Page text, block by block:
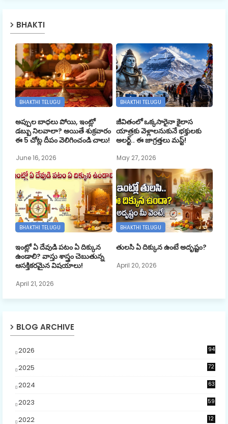
BHAKTI
BHAKTHI TELUGU
అప్పుల బాధలు పోయి, ఇంట్లో
డబ్బు నిలవాలా? అయితే శుక్రవారం
ఈ 5 చోట్ల దీపం వెలిగించండి చాలు!
June 16, 2026
BHAKTHI TELUGU
జీవితంలో ఒక్కసారైనా కైలాస
యాత్రకు వెళ్లాలనుకునే భక్తులకు
అలర్ట్.. ఈ జాగ్రత్తలు మస్ట్!
May 27, 2026
BHAKTHI TELUGU
ఇంట్లో ఏ దేవుడి పటం ఏ దిక్కున
ఉండాలి? వాస్తు శాస్త్రం చెబుతున్న
ఆసక్తికరమైన విషయాలు!
April 21, 2026
BHAKTHI TELUGU
తులసి ఏ దిక్కున ఉంటే అదృష్టం?
April 20, 2026
BLOG ARCHIVE
2026
94
2025
72
2024 63
2023
59
2022 12